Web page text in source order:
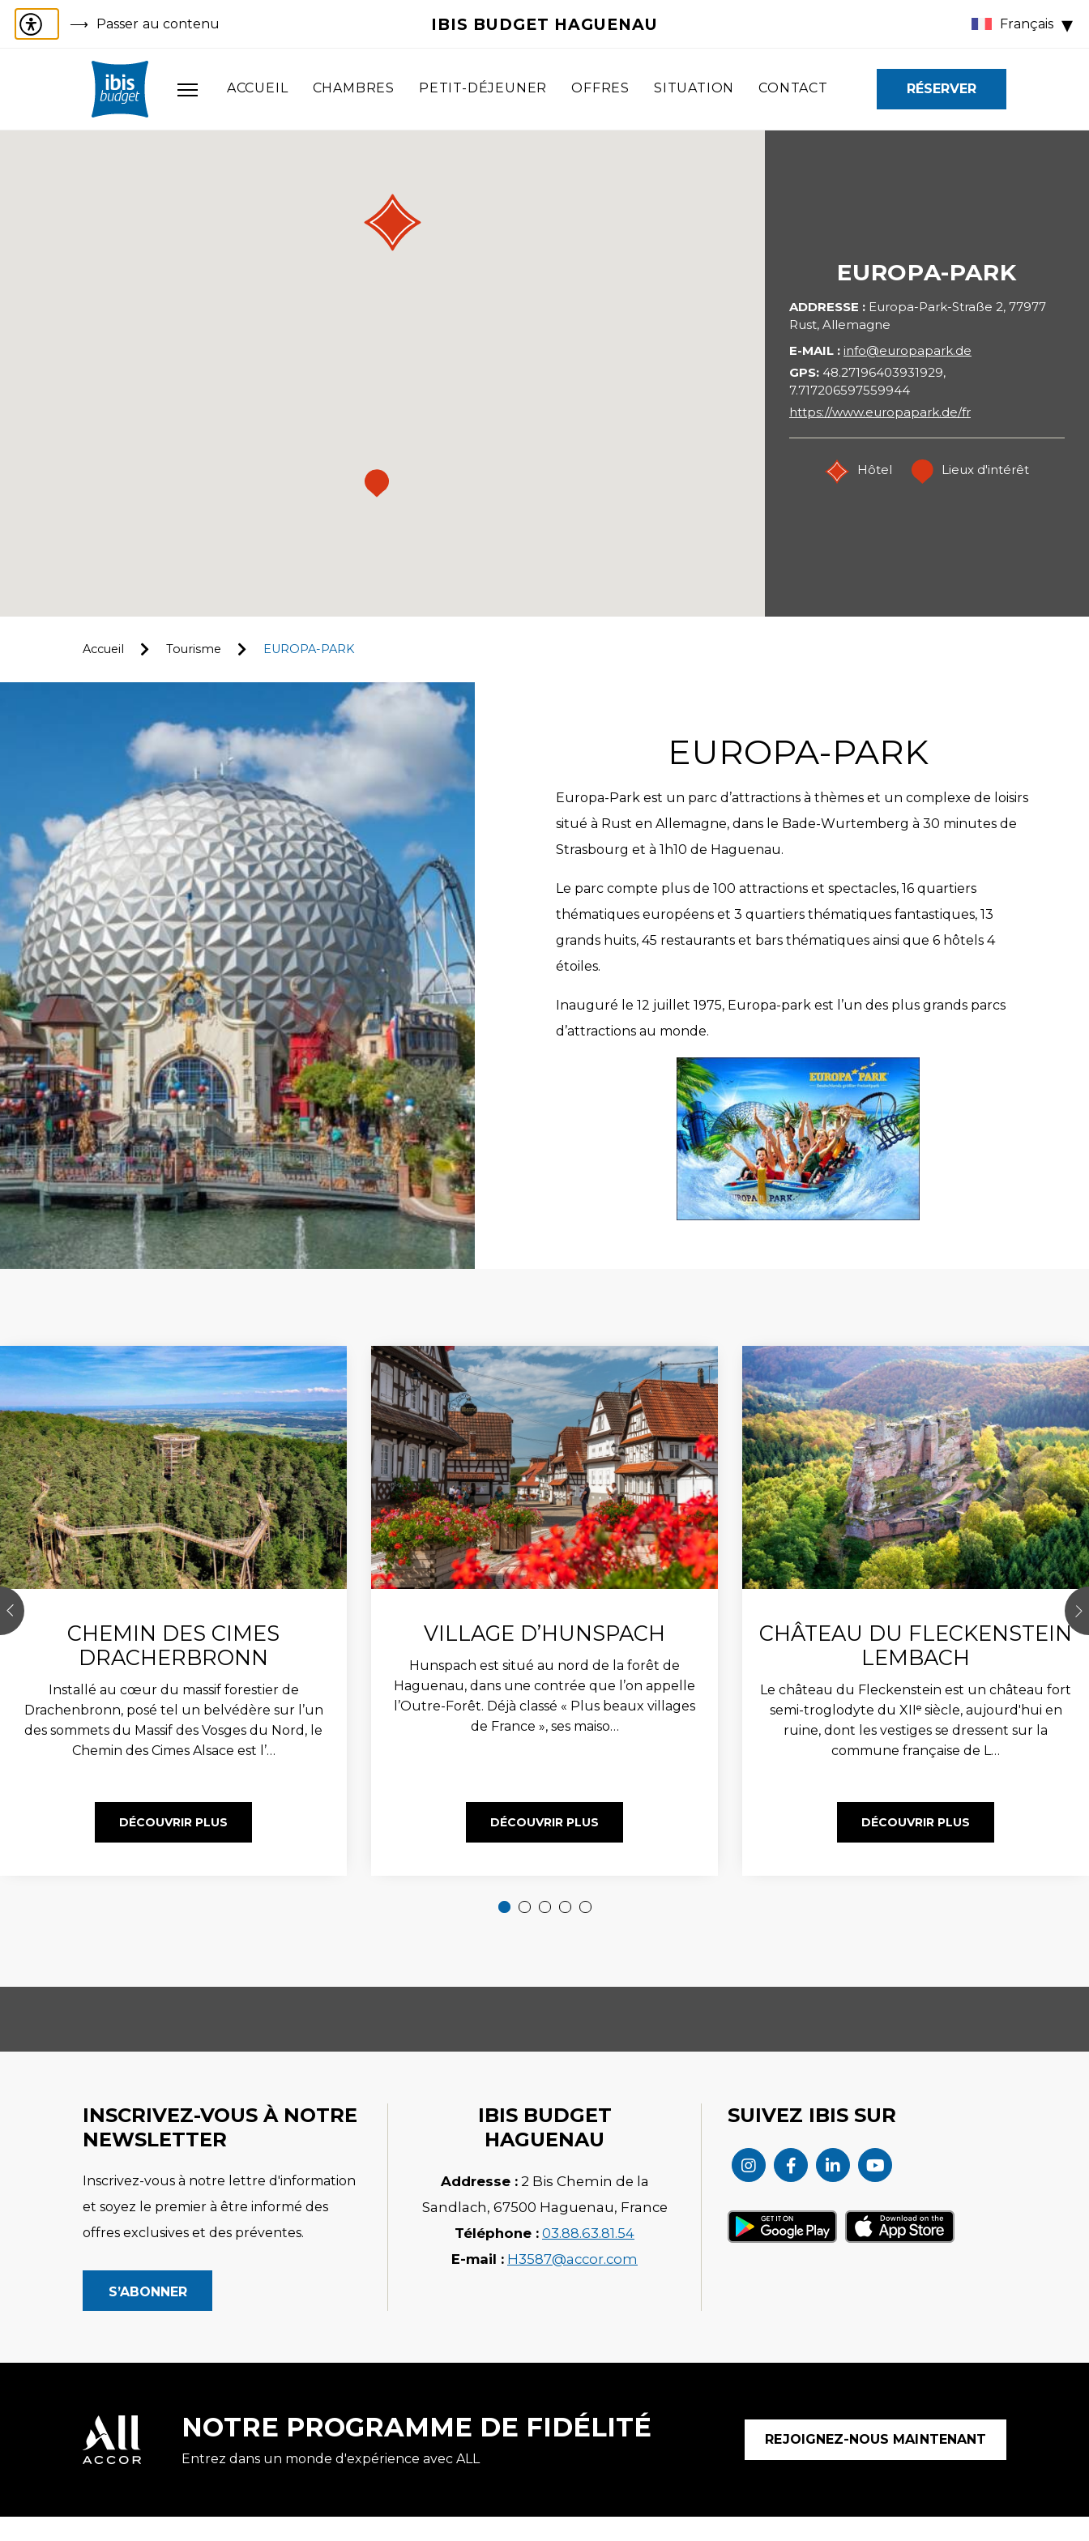
Passer au contenu IBIS BUDGET HAGUENAU Français
ACCUEIL CHAMBRES PETIT-DÉJEUNER OFFRES SITUATION CONTACT RÉSERVER
EUROPA-PARK
ADDRESSE
Europa-Park-Straße 2, 77977
Rust, Allemagne
E-MAIL
info@europapark.de
GPS 48.27196403931929,
7.717206597559944
https://www.europapark.de/fr
Hôtel Lieux d'intérêt
Accueil Tourisme EUROPA-PARK
EUROPA-PARK
Europa-Park est un parc d’attractions à thèmes et un complexe de loisirs
situé à Rust en Allemagne, dans le Bade-Wurtemberg à 30 minutes de
Strasbourg et à 1h10 de Haguenau.
Le parc compte plus de 100 attractions et spectacles, 16 quartiers
thématiques européens et 3 quartiers thématiques fantastiques, 13
grands huits, 45 restaurants et bars thématiques ainsi que 6 hôtels 4
étoiles.
Inauguré le 12 juillet 1975, Europa-park est l’un des plus grands parcs
d’attractions au monde.
CHEMIN DES CIMES
DRACHERBRONN
Installé au cœur du massif forestier de
Drachenbronn, posé tel un belvédère sur l’un
des sommets du Massif des Vosges du Nord, le
Chemin des Cimes Alsace est l’…
DÉCOUVRIR PLUS
VILLAGE D’HUNSPACH
Hunspach est situé au nord de la forêt de
Haguenau, dans une contrée que l’on appelle
l’Outre-Forêt. Déjà classé « Plus beaux villages
de France », ses maiso…
DÉCOUVRIR PLUS
CHÂTEAU DU FLECKENSTEIN
LEMBACH
Le château du Fleckenstein est un château fort
semi-troglodyte du XIIᵉ siècle, aujourd'hui en
ruine, dont les vestiges se dressent sur la
commune française de L…
DÉCOUVRIR PLUS
INSCRIVEZ-VOUS À NOTRE
NEWSLETTER
Inscrivez-vous à notre lettre d'information
et soyez le premier à être informé des
offres exclusives et des préventes.
IBIS BUDGET
HAGUENAU
Addresse : 2 Bis Chemin de la
Sandlach, 67500 Haguenau, France
Téléphone : 03.88.63.81.54
E-mail : H3587@accor.com
SUIVEZ IBIS SUR
NOTRE PROGRAMME DE FIDÉLITÉ
Entrez dans un monde d'expérience avec ALL
REJOIGNEZ-NOUS MAINTENANT